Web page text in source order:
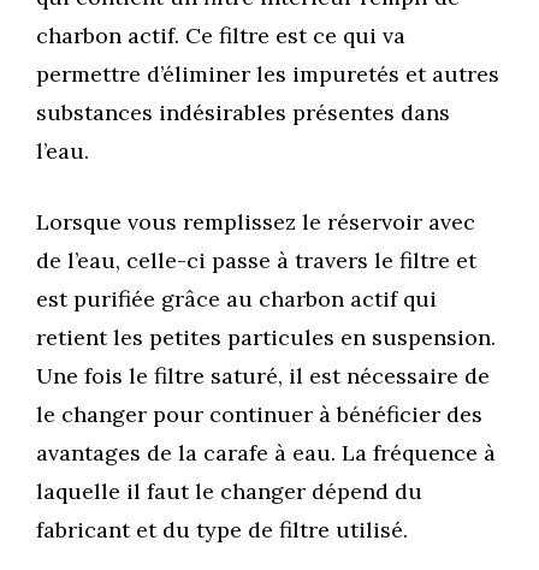
charbon actif. Ce filtre est ce qui va
permettre d’éliminer les impuretés et autres
substances indésirables présentes dans
l’eau.
Lorsque vous remplissez le réservoir avec
de l’eau, celle-ci passe à travers le filtre et
est purifiée grâce au charbon actif qui
retient les petites particules en suspension.
Une fois le filtre saturé, il est nécessaire de
le changer pour continuer à bénéficier des
avantages de la carafe à eau. La fréquence à
laquelle il faut le changer dépend du
fabricant et du type de filtre utilisé.